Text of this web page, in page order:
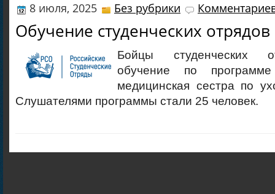
8 июля, 2025 Без рубрики
Обучение студенческих отрядов
Бойцы студенческих
обучение по
медицинская сестра по
Слушателями программы стали 25 человек.